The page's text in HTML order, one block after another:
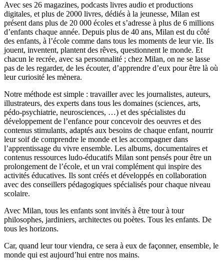
Avec ses 26 magazines, podcasts livres audio et productions
digitales, et plus de 2000 livres, dédiés à la jeunesse, Milan est
présent dans plus de 20 000 écoles et s’adresse à plus de 6 millions
d’enfants chaque année. Depuis plus de 40 ans, Milan est du côté
des enfants, à l’école comme dans tous les moments de leur vie. Ils
jouent, inventent, plantent des rêves, questionnent le monde. Et
chacun le recrée, avec sa personnalité ; chez Milan, on ne se lasse
pas de les regarder, de les écouter, d’apprendre d’eux pour être là où
leur curiosité les mènera.
Notre méthode est simple : travailler avec les journalistes, auteurs,
illustrateurs, des experts dans tous les domaines (sciences, arts,
pédo-psychiatrie, neurosciences, …) et des spécialistes du
développement de l’enfance pour concevoir des oeuvres et des
contenus stimulants, adaptés aux besoins de chaque enfant, nourrir
leur soif de comprendre le monde et les accompagner dans
l’apprentissage du vivre ensemble. Les albums, documentaires et
contenus ressources ludo-éducatifs Milan sont pensés pour être un
prolongement de l’école, et un vrai complément qui inspire des
activités éducatives. Ils sont créés et développés en collaboration
avec des conseillers pédagogiques spécialisés pour chaque niveau
scolaire.
Avec Milan, tous les enfants sont invités à être tour à tour
philosophes, jardiniers, architectes ou poètes. Tous les enfants. De
tous les horizons.
Car, quand leur tour viendra, ce sera à eux de façonner, ensemble, le
monde qui est aujourd’hui entre nos mains.